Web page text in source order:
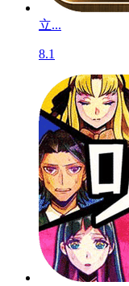
立...
8.1